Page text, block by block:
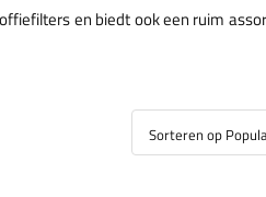
en biedt ook een ruim